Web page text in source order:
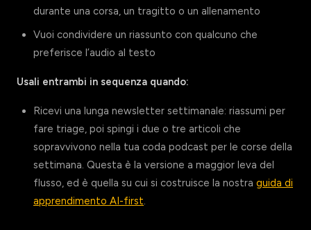
durante una corsa, un tragitto o un allenamento
Vuoi condividere un riassunto con qualcuno che
preferisce l’audio al testo
Usali entrambi in sequenza quando:
Ricevi una lunga newsletter settimanale: riassumi per
fare triage, poi spingi i due o tre articoli che
sopravvivono nella tua coda podcast per le corse della
settimana. Questa è la versione a maggior leva del
flusso, ed è quella su cui si costruisce la nostra guida di
apprendimento AI-first.